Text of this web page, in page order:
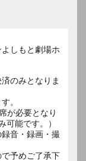
しもと劇場ホ
のみとなりま
。
が必要となり
可能です。）
音・録画・撮
予めご了承下